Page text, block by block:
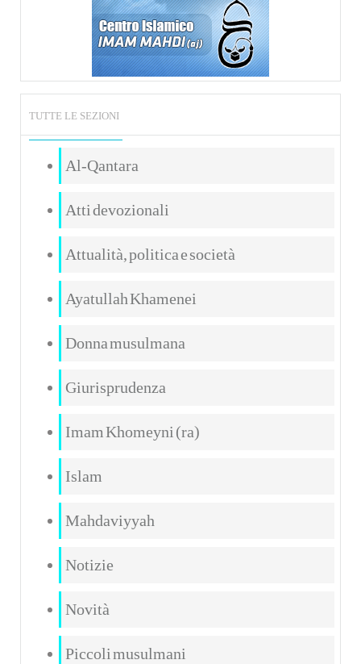
TUTTE LE SEZIONI
Al-Qantara
Atti devozionali
Attualità, politica e società
Ayatullah Khamenei
Donna musulmana
Giurisprudenza
Imam Khomeyni (ra)
Islam
Mahdaviyyah
Notizie
Novità
Piccoli musulmani